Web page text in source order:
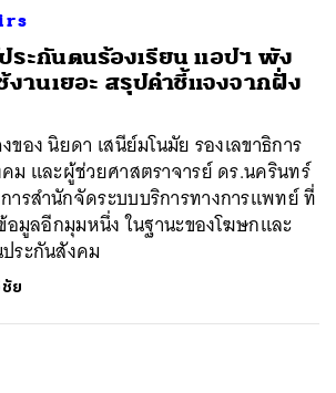
ระกันตนร้องเรียน แอปฯ พัง
งานเยอะ สรุปคำชี้แจงจากฝั่ง
ของ นิยดา เสนีย์มโนมัย รองเลขาธิการ
ม และผู้ช่วยศาสตราจารย์ ดร.นครินทร์
ารสำนักจัดระบบบริการทางการแพทย์ ที่
อมูลอีกมุมหนึ่ง ในฐานะของโฆษกและ
ระกันสังคม
ย